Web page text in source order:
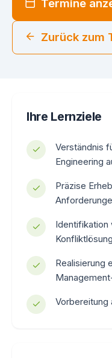
Termine
Zurück zum
Ihre Lernziele
Verständnis
Engineering
Präzise
Identifikation
Konfliktlösung
Realisierung
Vorbereitung